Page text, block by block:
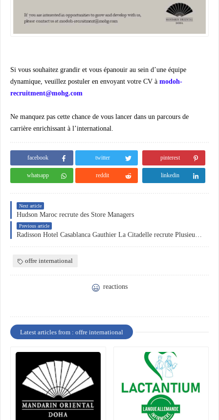
Si vous souhaitez grandir et vous épanouir au sein d’une équipe
dynamique, veuillez postuler en envoyant votre CV à modoh-
recruitment@mohg.com
Ne manquez pas cette chance de vous lancer dans un parcours de
carrière enrichissant à l’international.
facebook twitter pinterest
whatsapp reddit linkedin
Next article
Hudson Maroc recrute des Store Managers
Previous article
Radisson Hotel Casablanca Gauthier La Citadelle recrute Plusieurs Profils
offre international
reactions
Latest articles from : offre international